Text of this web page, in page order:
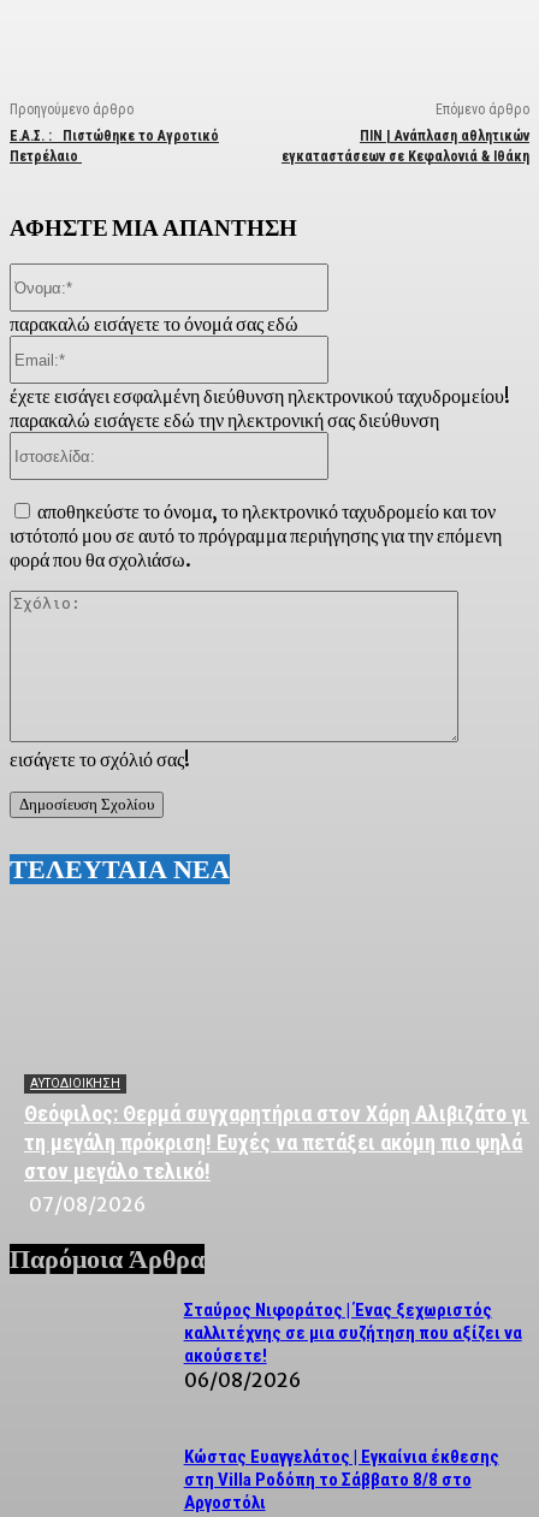
Προηγούμενο άρθρο
Ε.Α.Σ. : Πιστώθηκε το Αγροτικό
Πετρέλαιο
Επόμενο άρθρο
ΠΙΝ | Ανάπλαση αθλητικών
εγκαταστάσεων σε Κεφαλονιά & Ιθάκη
ΑΦΗΣΤΕ ΜΙΑ ΑΠΑΝΤΗΣΗ
εισάγετε το σχόλιό σας!
παρακαλώ εισάγετε το όνομά σας εδώ
έχετε εισάγει εσφαλμένη διεύθυνση ηλεκτρονικού ταχυδρομείου!
παρακαλώ εισάγετε εδώ την ηλεκτρονική σας διεύθυνση
αποθηκεύστε το όνομα, το ηλεκτρονικό ταχυδρομείο και τον
ιστότοπό μου σε αυτό το πρόγραμμα περιήγησης για την επόμενη
φορά που θα σχολιάσω.
ΤΕΛΕΥΤΑΙΑ ΝΕΑ
ΑΥΤΟΔΙΟΙΚΗΣΗ
Θεόφιλος: Θερμά συγχαρητήρια στον Χάρη Αλιβιζάτο για
τη μεγάλη πρόκριση! Ευχές να πετάξει ακόμη πιο ψηλά
στον μεγάλο τελικό!
07/08/2026
Παρόμοια Άρθρα
Σταύρος Νιφοράτος | Ένας ξεχωριστός
καλλιτέχνης σε μια συζήτηση που αξίζει να
ακούσετε!
06/08/2026
Κώστας Ευαγγελάτος | Εγκαίνια έκθεσης
στη Villa Ροδόπη το Σάββατο 8/8 στο
Αργοστόλι